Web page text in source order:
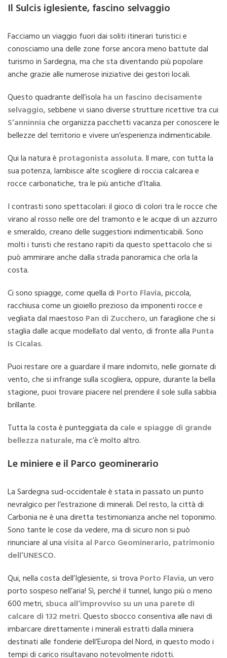
Il Sulcis iglesiente, fascino selvaggio
Facciamo un viaggio fuori dai soliti itinerari turistici e
conosciamo una delle zone forse ancora meno battute dal
turismo in Sardegna, ma che sta diventando più popolare
anche grazie alle numerose iniziative dei gestori locali.
Questo quadrante dell’isola ha un fascino decisamente
selvaggio, sebbene vi siano diverse strutture ricettive tra cui
S’anninniache organizza pacchetti vacanza per conoscere le
bellezze del territorio e vivere un’esperienza indimenticabile.
Qui la natura è protagonista assoluta. Il mare, con tutta la
sua potenza, lambisce alte scogliere di roccia calcarea e
rocce carbonatiche, tra le più antiche d’Italia.
I contrasti sono spettacolari: il gioco di colori tra le rocce che
virano al rosso nelle ore del tramonto e le acque di un azzurro
e smeraldo, creano delle suggestioni indimenticabili. Sono
molti i turisti che restano rapiti da questo spettacolo che si
può ammirare anche dalla strada panoramica che orla la
costa.
Ci sono spiagge, come quella di Porto Flavia, piccola,
racchiusa come un gioiello prezioso da imponenti rocce e
vegliata dal maestoso Pan di Zucchero, un faraglione che si
staglia dalle acque modellato dal vento, di fronte alla Punta
Is Cicalas.
Puoi restare ore a guardare il mare indomito, nelle giornate di
vento, che si infrange sulla scogliera, oppure, durante la bella
stagione, puoi trovare piacere nel prendere il sole sulla sabbia
brillante.
Tutta la costa è punteggiata da cale e spiagge di grande
bellezza naturale, ma c’è molto altro.
Le miniere e il Parco geominerario
La Sardegna sud-occidentale è stata in passato un punto
nevralgico per l’estrazione di minerali. Del resto, la città di
Carbonia ne è una diretta testimonianza anche nel toponimo.
Sono tante le cose da vedere, ma di sicuro non si può
rinunciare al unavisita al Parco Geominerario, patrimonio
dell’UNESCO.
Qui, nella costa dell’Iglesiente, si trova Porto Flavia, un vero
porto sospeso nell’aria! Sì, perché il tunnel, lungo più o meno
600 metri, sbuca all’improvviso su un una parete di
calcare di 132 metri. Questo sbocco consentiva alle navi di
imbarcare direttamente i minerali estratti dalla miniera
destinati alle fonderie dell’Europa del Nord, in questo modo i
tempi di carico risultavano notevolmente ridotti.